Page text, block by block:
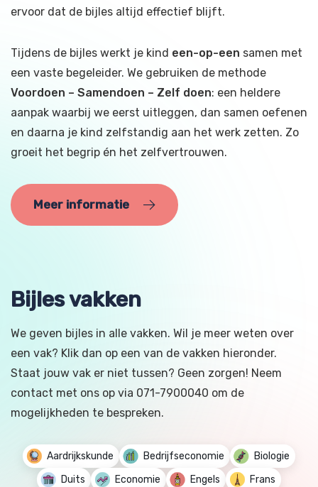
ervoor dat de bijles altijd effectief blijft.
Tijdens de bijles werkt je kind een-op-een samen met
een vaste begeleider. We gebruiken de methode
Voordoen – Samendoen – Zelf doen: een heldere
aanpak waarbij we eerst uitleggen, dan samen oefenen
en daarna je kind zelfstandig aan het werk zetten. Zo
groeit het begrip én het zelfvertrouwen.
Meer informatie
Bijles vakken
We geven bijles in alle vakken. Wil je meer weten over
een vak? Klik dan op een van de vakken hieronder.
Staat jouw vak er niet tussen? Geen zorgen! Neem
contact met ons op via 071-7900040 om de
mogelijkheden te bespreken.
Aardrijkskunde Bedrijfseconomie
Biologie
Duits
Economie Engels
Frans